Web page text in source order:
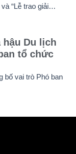
“Lễ trao giải
trai tuổi teen đến
với giọng hát trữ
hậu Du lịch
tổ chức
bố vai trò Phó ban